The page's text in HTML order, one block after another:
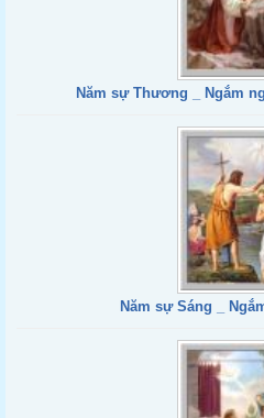
Năm sự Thương _ Ngắm
Năm sự Sáng _